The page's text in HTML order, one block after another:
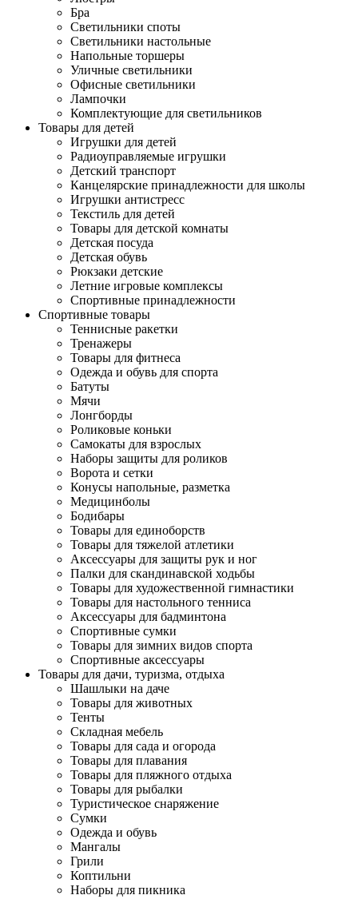
Бра
Светильники споты
Светильники настольные
Напольные торшеры
Уличные светильники
Офисные светильники
Лампочки
Комплектующие для светильников
Товары для детей
Игрушки для детей
Радиоуправляемые игрушки
Детский транспорт
Канцелярские принадлежности для школы
Игрушки антистресс
Текстиль для детей
Товары для детской комнаты
Детская посуда
Детская обувь
Рюкзаки детские
Летние игровые комплексы
Спортивные принадлежности
Спортивные товары
Теннисные ракетки
Тренажеры
Товары для фитнеса
Одежда и обувь для спорта
Батуты
Мячи
Лонгборды
Роликовые коньки
Самокаты для взрослых
Наборы защиты для роликов
Ворота и сетки
Конусы напольные, разметка
Медицинболы
Бодибары
Товары для единоборств
Товары для тяжелой атлетики
Аксессуары для защиты рук и ног
Палки для скандинавской ходьбы
Товары для художественной гимнастики
Товары для настольного тенниса
Аксессуары для бадминтона
Спортивные сумки
Товары для зимних видов спорта
Спортивные аксессуары
Товары для дачи, туризма, отдыха
Шашлыки на даче
Товары для животных
Тенты
Складная мебель
Товары для сада и огорода
Товары для плавания
Товары для пляжного отдыха
Товары для рыбалки
Туристическое снаряжение
Сумки
Одежда и обувь
Мангалы
Грили
Коптильни
Наборы для пикника